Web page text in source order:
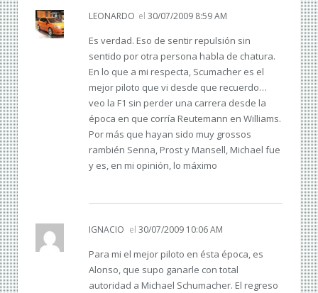
LEONARDO el 30/07/2009 8:59 AM
Es verdad. Eso de sentir repulsión sin
sentido por otra persona habla de chatura.
En lo que a mi respecta, Scumacher es el
mejor piloto que vi desde que recuerdo…
veo la F1 sin perder una carrera desde la
época en que corría Reutemann en Williams.
Por más que hayan sido muy grossos
rambién Senna, Prost y Mansell, Michael fue
y es, en mi opinión, lo máximo
IGNACIO el 30/07/2009 10:06 AM
Para mi el mejor piloto en ésta época, es
Alonso, que supo ganarle con total
autoridad a Michael Schumacher. El regreso